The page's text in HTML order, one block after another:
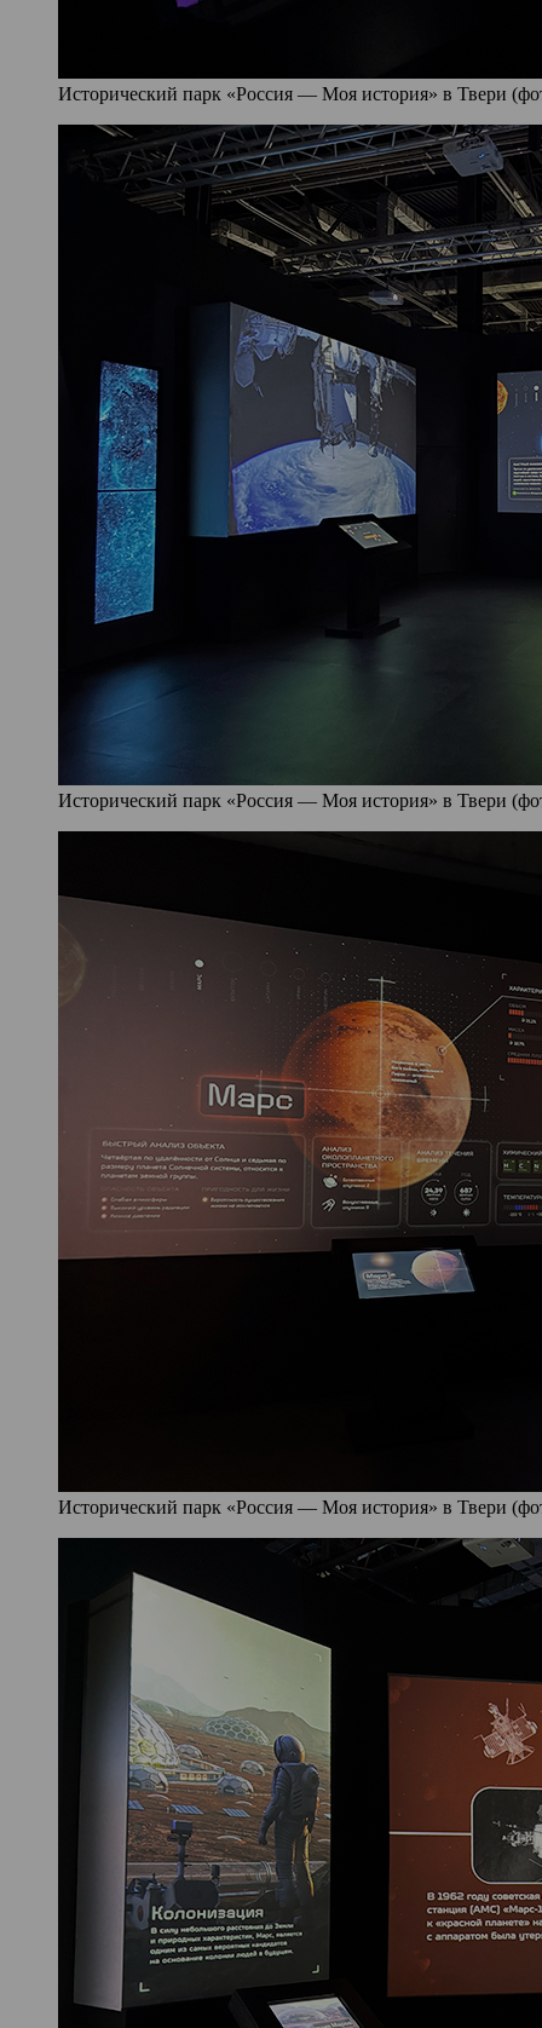
Исторический парк «Россия — Моя история» в Твери
Исторический парк «Россия — Моя история» в Твери
Исторический парк «Россия — Моя история» в Твери